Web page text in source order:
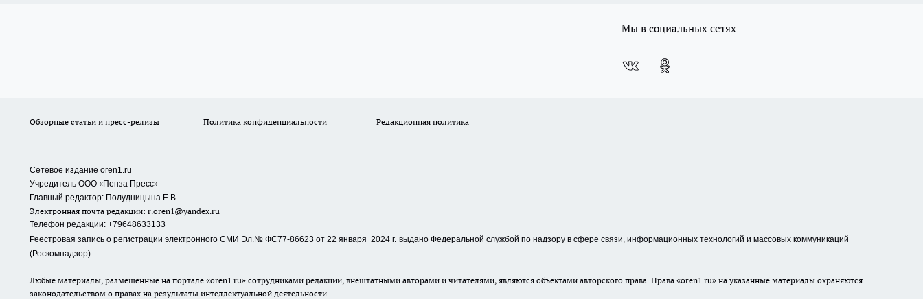
Мы в социальных сетях
Обзорные статьи и пресс-релизы Политика конфиденциальности Редакционная политика
Сетевое издание oren1.ru
Учредитель ООО «Пенза Пресс»
Главный редактор: Полудницына Е.В.
Электронная почта редакции: r.oren1@yandex.ru
Телефон редакции: +79648633133
Реестровая запись о регистрации электронного СМИ Эл.№ ФС77-86623 от 22 января 2024 г. выдано Федеральной службой по надзору в сфере связи, информационных технологий и массовых коммуникаций
(Роскомнадзор).
Любые материалы, размещенные на портале «oren1.ru» сотрудниками редакции, внештатными авторами и читателями, являются объектами авторского права. Права «oren1.ru» на указанные материалы охраняются
законодательством о правах на результаты интеллектуальной деятельности.